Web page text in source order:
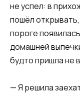
не успел: в
пошёл
пороге
домашней
будто пришла не
— Я решила